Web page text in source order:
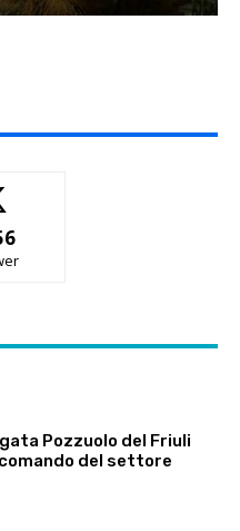
Pozzuolo del Friuli
del settore